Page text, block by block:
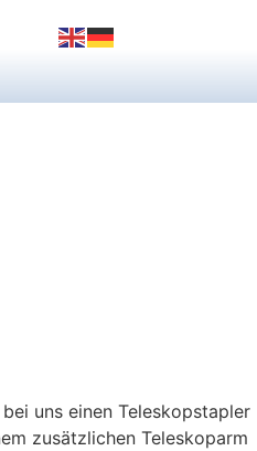
uns einen Teleskopstapler
zusätzlichen Teleskoparm